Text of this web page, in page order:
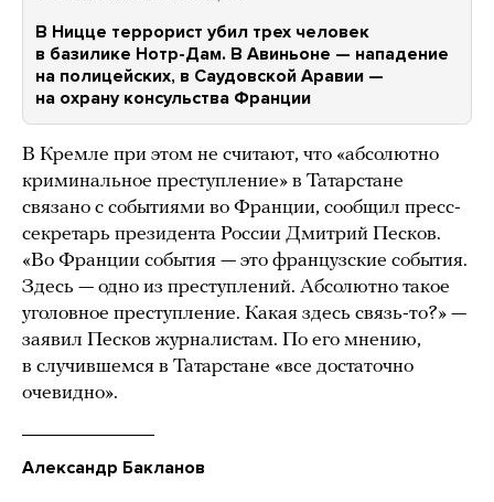
В Ницце террорист убил трех человек
в базилике Нотр-Дам. В Авиньоне — нападение
на полицейских, в Саудовской Аравии —
на охрану консульства Франции
В Кремле при этом не считают, что «абсолютно
криминальное преступление» в Татарстане
связано с событиями во Франции, сообщил пресс-
секретарь президента России Дмитрий Песков.
«Во Франции события — это французские события.
Здесь — одно из преступлений. Абсолютно такое
уголовное преступление. Какая здесь связь-то?» —
заявил Песков журналистам. По его мнению,
в случившемся в Татарстане «все достаточно
очевидно».
Александр Бакланов